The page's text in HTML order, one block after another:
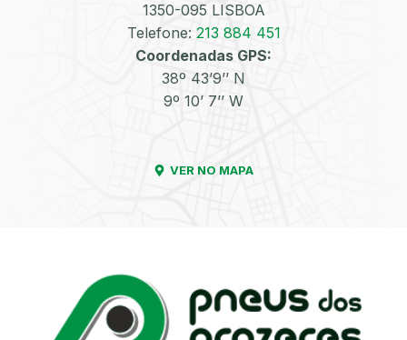
1350-095 LISBOA
Telefone: 213 884 451
Coordenadas GPS:
38º 43’9’’ N
9º 10’ 7’’ W
VER NO MAPA
Equilibragem das
Rodas
Desempeno de
Jantes